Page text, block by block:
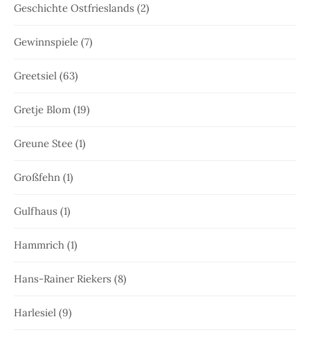
Geschichte Ostfrieslands (2)
Gewinnspiele (7)
Greetsiel (63)
Gretje Blom (19)
Greune Stee (1)
Großfehn (1)
Gulfhaus (1)
Hammrich (1)
Hans-Rainer Riekers (8)
Harlesiel (9)